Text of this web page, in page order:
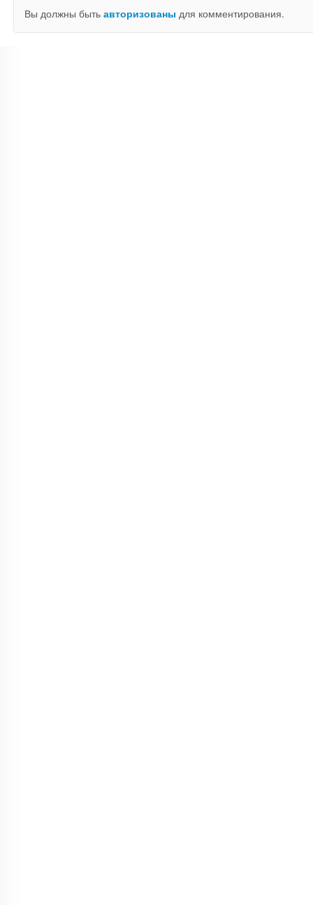
Вы должны быть авторизованы для комментирования.